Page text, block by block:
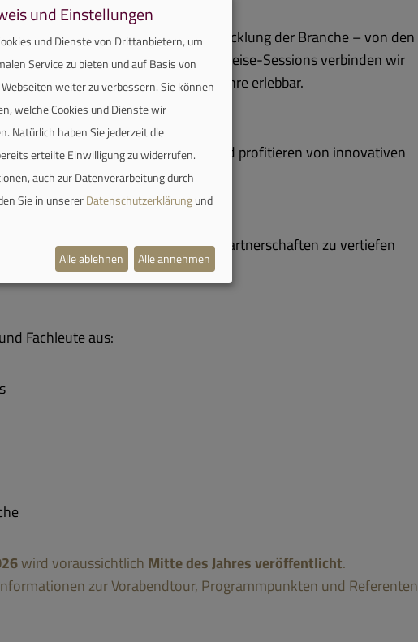
Tage und widmet sich der Entwicklung der Branche – von den
des Marktes. In verschiedenen Zeitreise-Sessions verbinden wir
und machen so die 25 Jahre erlebbar.
spannende Apartmentkonzepte und profitieren von innovativen
Kontakte zu knüpfen, bestehende Partnerschaften zu vertiefen
Fachleute aus:
wird voraussichtlich Mitte des Jahres veröffentlicht.
zur Vorabendtour, Programmpunkten und Referenten
und Einstellungen
und Dienste von Drittanbietern, um
Service zu bieten und auf Basis von
weiter zu verbessern. Sie können
welche Cookies und Dienste wir
Natürlich haben Sie jederzeit die
erteilte Einwilligung zu widerrufen.
auch zur Datenverarbeitung durch
Sie in unsererDatenschutzerklärungund
Alle ablehnen Alle annehmen